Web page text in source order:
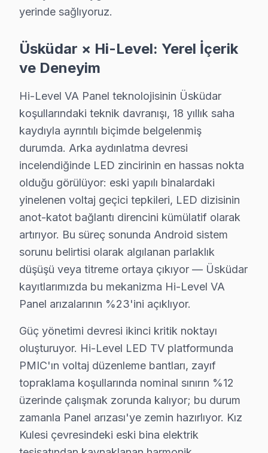
Hi-Level TV Yavuztürk adresinde firmware güncellemesi
Zeynep Kamil Hi-Level Servis
Hi-Level TV'de T-Con kart arızası Zeynep Kamil
Hi-Level Panel Değişimi →
Üsküdar Hi-Level TV Servis Hizmet Bölgesi
Üsküdar bölgesine kapıya gelen Hi-Level TV tamir servisi
Hi-Level Uzman Teknisyen Ekibi — Üsküdar
yerinde sağlıyoruz.
Üsküdar × Hi-Level: Yerel İçerik
ve Deneyim
Hi-Level VA Panel teknolojisinin Üsküdar
koşullarındaki teknik davranışı, 18 yıllık saha
kaydıyla ayrıntılı biçimde belgelenmiş
durumda. Arka aydınlatma devresi
incelendiğinde LED zincirinin en hassas nokta
olduğu görülüyor: eski yapılı binalardaki
yinelenen voltaj geçici tepkileri, LED dizisinin
anot-katot bağlantı direncini kümülatif olarak
artırıyor. Bu süreç sonunda Android sistem
sorunu belirtisi olarak algılanan parlaklık
düşüşü veya titreme ortaya çıkıyor — Üsküdar
kayıtlarımızda bu mekanizma Hi-Level VA
Panel arızalarının %23'ini açıklıyor.
Güç yönetimi devresi ikinci kritik noktayı
oluşturuyor. Hi-Level LED TV platformunda
PMIC'ın voltaj düzenleme bantları, zayıf
topraklama koşullarında nominal sınırın %12
üzerinde çalışmak zorunda kalıyor; bu durum
zamanla Panel arızası'ye zemin hazırlıyor. Kız
Kulesi çevresindeki eski bina elektrik